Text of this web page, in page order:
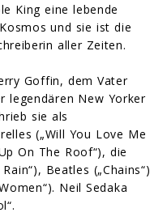
King eine lebende
und sie ist die
aller Zeiten.
Goffin, dem Vater
legendären New Yorker
sie als
(„Will You Love Me
On The Roof“), die
Beatles („Chains“)
Neil Sedaka